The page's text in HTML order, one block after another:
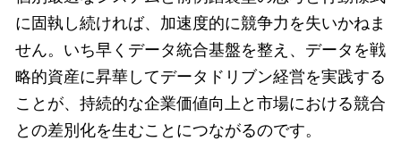
に固執し続ければ、加速度的に競争力を失いかねま
せん。いち早くデータ統合基盤を整え、データを戦
略的資産に昇華してデータドリブン経営を実践する
ことが、持続的な企業価値向上と市場における競合
との差別化を生むことにつながるのです。